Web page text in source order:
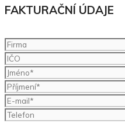
FAKTURAČNÍ ÚDAJE